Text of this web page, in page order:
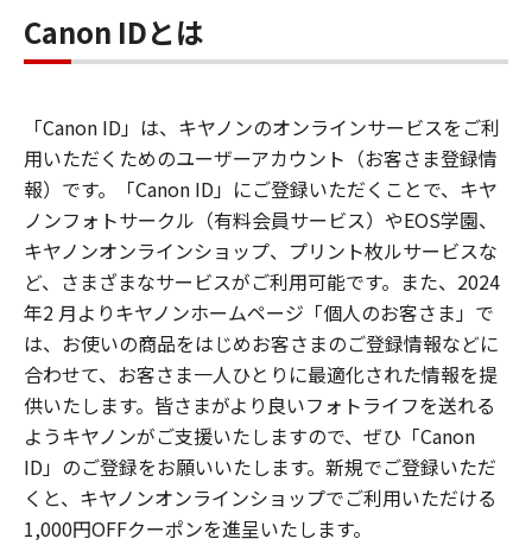
Canon IDとは
「Canon ID」は、キヤノンのオンラインサービスをご利
用いただくためのユーザーアカウント（お客さま登録情
報）です。「Canon ID」にご登録いただくことで、キヤ
ノンフォトサークル（有料会員サービス）やEOS学園、
キヤノンオンラインショップ、プリント枚ルサービスな
ど、さまざまなサービスがご利用可能です。また、2024
年2 月よりキヤノンホームページ「個人のお客さま」で
は、お使いの商品をはじめお客さまのご登録情報などに
合わせて、お客さま一人ひとりに最適化された情報を提
供いたします。皆さまがより良いフォトライフを送れる
ようキヤノンがご支援いたしますので、ぜひ「Canon
ID」のご登録をお願いいたします。新規でご登録いただ
くと、キヤノンオンラインショップでご利用いただける
1,000円OFFクーポンを進呈いたします。